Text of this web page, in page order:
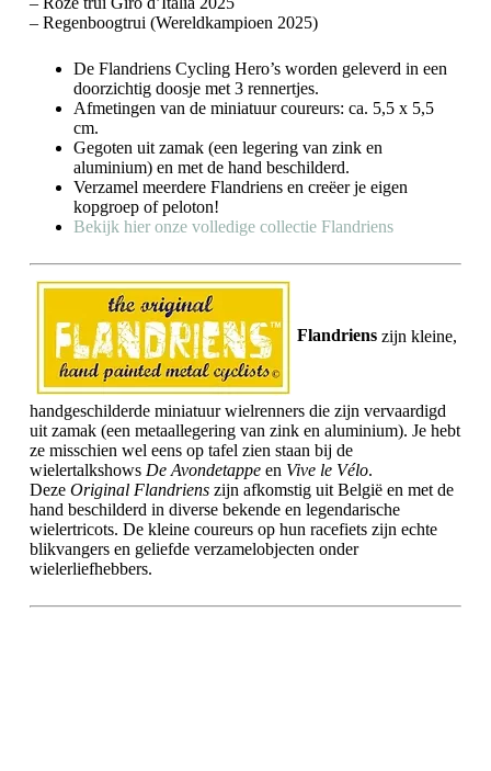
– Regenboogtrui (Wereldkampioen 2025)
De Flandriens Cycling Hero’s worden geleverd in een
doorzichtig doosje met 3 rennertjes.
Afmetingen van de miniatuur coureurs: ca. 5,5 x 5,5
cm.
Gegoten uit zamak (een legering van zink en
aluminium) en met de hand beschilderd.
Verzamel meerdere Flandriens en creëer je eigen
kopgroep of peloton!
Bekijk hier onze volledige collectie Flandriens
Flandrienszijn kleine,
handgeschilderde miniatuur wielrenners die zijn vervaardigd
uit zamak (een metaallegering van zink en aluminium). Je hebt
ze misschien wel eens op tafel zien staan bij de
wielertalkshows De Avondetappeen Vive le Vélo.
Deze Original Flandrienszijn afkomstig uit België en met de
hand beschilderd in diverse bekende en legendarische
wielertricots. De kleine coureurs op hun racefiets zijn echte
blikvangers en geliefde verzamelobjecten onder
wielerliefhebbers.